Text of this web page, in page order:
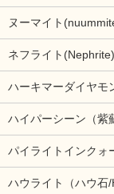
ヌーマイト
ネフライト
ハーキマーダイヤモ
ハイパーシーン（紫
パイライトインク
ハウライト（ハウ石/